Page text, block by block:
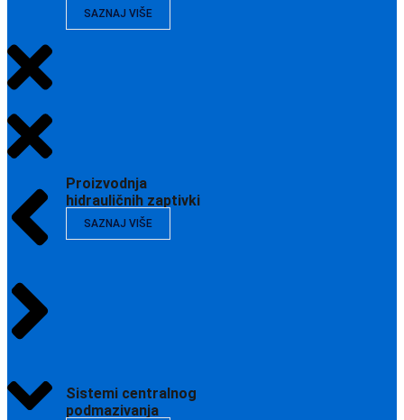
SAZNAJ VIŠE
Proizvodnja
hidrauličnih zaptivki
SAZNAJ VIŠE
Sistemi centralnog
podmazivanja